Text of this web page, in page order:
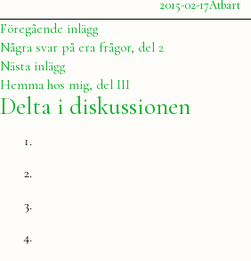
Publicerat
av
Julia
2015-02-17Publicerat
i
Ätbart
Inläggsnavigering
Föregående inläggFöregående
inlägg:
Några svar på era frågor, del 2
Nästa inläggNästa
inlägg:
Hemma hos mig, del III
Delta i diskussionen